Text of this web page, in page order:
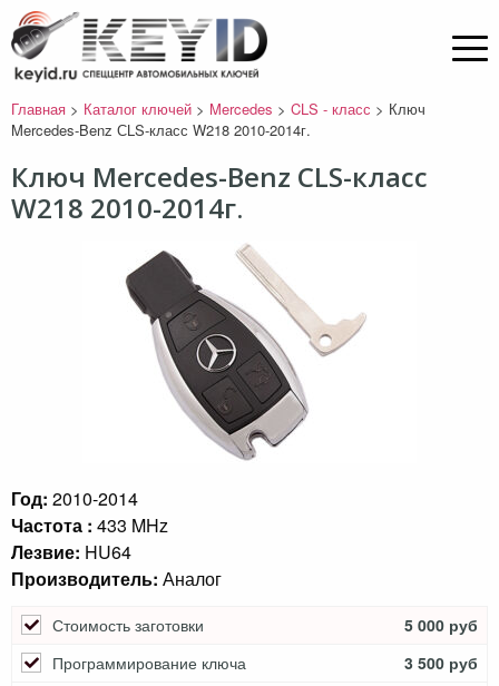
Главная > Каталог ключей > Mercedes > CLS - класс > Ключ
Mercedes-Benz СLS-класс W218 2010-2014г.
Ключ Mercedes-Benz СLS-класс
W218 2010-2014г.
Год: 2010-2014
Частота : 433 MHz
Лезвие: HU64
Производитель: Аналог
Стоимость заготовки
5 000 руб
Программирование ключа
3 500 руб